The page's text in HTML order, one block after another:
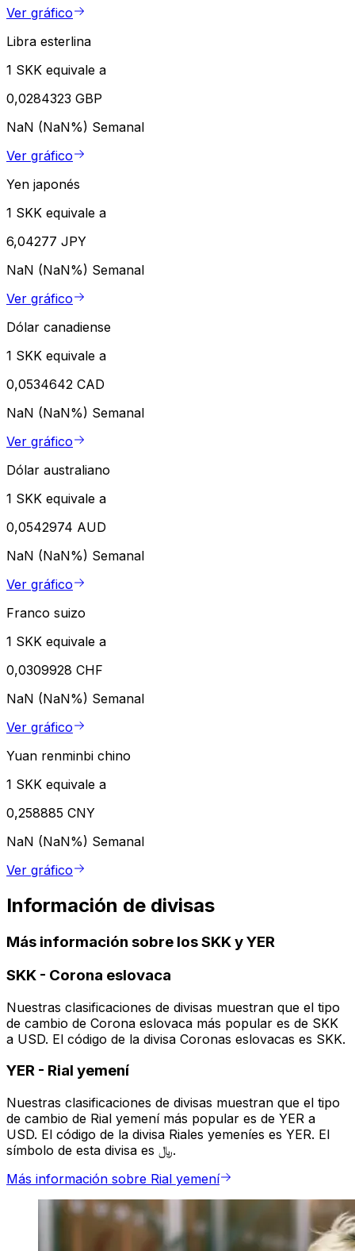
Ver gráfico
Libra esterlina
1 SKK equivale a
0,0284323 GBP
NaN (NaN%) Semanal
Ver gráfico
Yen japonés
1 SKK equivale a
6,04277 JPY
NaN (NaN%) Semanal
Ver gráfico
Dólar canadiense
1 SKK equivale a
0,0534642 CAD
NaN (NaN%) Semanal
Ver gráfico
Dólar australiano
1 SKK equivale a
0,0542974 AUD
NaN (NaN%) Semanal
Ver gráfico
Franco suizo
1 SKK equivale a
0,0309928 CHF
NaN (NaN%) Semanal
Ver gráfico
Yuan renminbi chino
1 SKK equivale a
0,258885 CNY
NaN (NaN%) Semanal
Ver gráfico
Información de divisas
Más información sobre los SKK y YER
SKK - Corona eslovaca
Nuestras clasificaciones de divisas muestran que el tipo
de cambio de Corona eslovaca más popular es de SKK
a USD. El código de la divisa Coronas eslovacas es SKK.
YER - Rial yemení
Nuestras clasificaciones de divisas muestran que el tipo
de cambio de Rial yemení más popular es de YER a
USD. El código de la divisa Riales yemeníes es YER. El
símbolo de esta divisa es ﷼.
Más información sobre Rial yemení